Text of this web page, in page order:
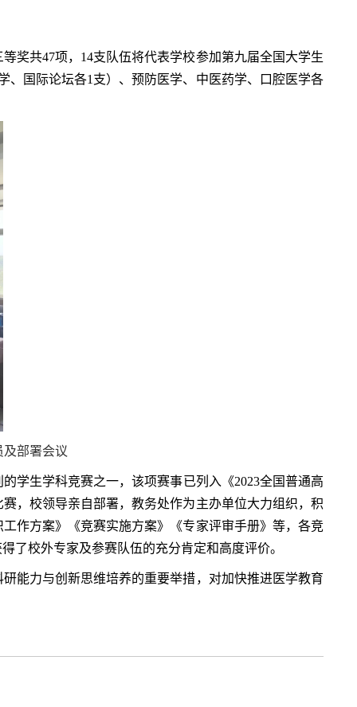
共47项，14支队伍将代表学校参加第九届全国大学生
、国际论坛各1支）、预防医学、中医药学、口腔医学各
及部署会议
生学科竞赛之一，该项赛事已列入《2023全国普通高
，校领导亲自部署，教务处作为主办单位大力组织，积
作方案》《竞赛实施方案》《专家评审手册》等，各竞
了校外专家及参赛队伍的充分肯定和高度评价。
力与创新思维培养的重要举措，对加快推进医学教育